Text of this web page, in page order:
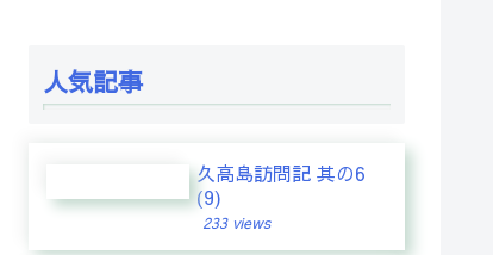
人気記事
久高島訪問記 其の6
(9)
233 views